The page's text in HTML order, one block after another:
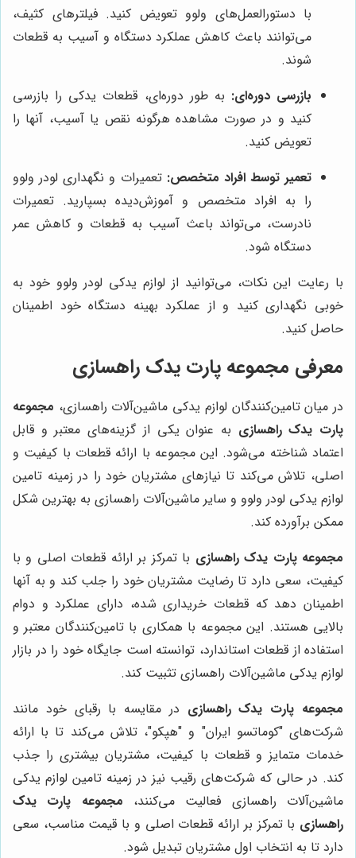
با دستورالعمل‌های ولوو تعویض کنید. فیلترهای کثیف،
می‌توانند باعث کاهش عملکرد دستگاه و آسیب به قطعات
شوند.
بازرسی دوره‌ای: به طور دوره‌ای، قطعات یدکی را بازرسی
کنید و در صورت مشاهده هرگونه نقص یا آسیب، آنها را
تعویض کنید.
تعمیر توسط افراد متخصص: تعمیرات و نگهداری لودر ولوو
را به افراد متخصص و آموزش‌دیده بسپارید. تعمیرات
نادرست، می‌تواند باعث آسیب به قطعات و کاهش عمر
دستگاه شود.
با رعایت این نکات، می‌توانید از لوازم یدکی لودر ولوو خود به
خوبی نگهداری کنید و از عملکرد بهینه دستگاه خود اطمینان
حاصل کنید.
معرفی مجموعه پارت یدک راهسازی
در میان تامین‌کنندگان لوازم یدکی ماشین‌آلات راهسازی، مجموعه
پارت یدک راهسازی به عنوان یکی از گزینه‌های معتبر و قابل
اعتماد شناخته می‌شود. این مجموعه با ارائه قطعات با کیفیت و
اصلی، تلاش می‌کند تا نیازهای مشتریان خود را در زمینه تامین
لوازم یدکی لودر ولوو و سایر ماشین‌آلات راهسازی به بهترین شکل
ممکن برآورده کند.
مجموعه پارت یدک راهسازی با تمرکز بر ارائه قطعات اصلی و با
کیفیت، سعی دارد تا رضایت مشتریان خود را جلب کند و به آنها
اطمینان دهد که قطعات خریداری شده، دارای عملکرد و دوام
بالایی هستند. این مجموعه با همکاری با تامین‌کنندگان معتبر و
استفاده از قطعات استاندارد، توانسته است جایگاه خود را در بازار
لوازم یدکی ماشین‌آلات راهسازی تثبیت کند.
مجموعه پارت یدک راهسازی در مقایسه با رقبای خود مانند
شرکت‌های "کوماتسو ایران" و "هپکو"، تلاش می‌کند تا با ارائه
خدمات متمایز و قطعات با کیفیت، مشتریان بیشتری را جذب
کند. در حالی که شرکت‌های رقیب نیز در زمینه تامین لوازم یدکی
ماشین‌آلات راهسازی فعالیت می‌کنند، مجموعه پارت یدک
راهسازی با تمرکز بر ارائه قطعات اصلی و با قیمت مناسب، سعی
دارد تا به انتخاب اول مشتریان تبدیل شود.